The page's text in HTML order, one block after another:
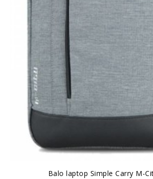
Balo laptop Simple Carry M-